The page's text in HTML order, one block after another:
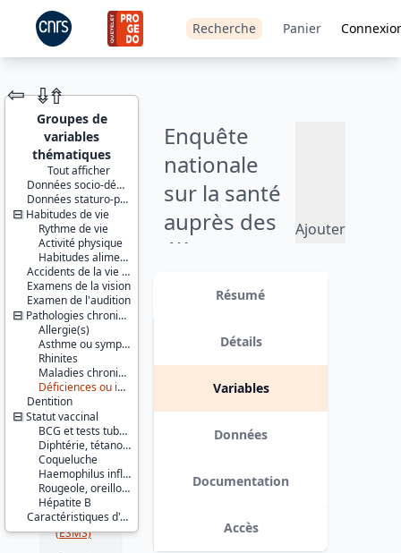
Recherche Panier
JEU DE
DONNÉES
Enquête
nationale
sur la santé
auprès des
élèves
classe de
CM2 - 2001-
2002
Ajouter
Version 1 date : 2014-11-03
⇦ ⇮⇮
Groupes de
variables
thématiques
Tout afficher
Données socio-démographiques
Données staturo-pondérales
Habitudes de vie
Rythme de vie
Activité physique
Habitudes alimentaires
Accidents de la vie courante
Examens de la vision
Examen de l'audition
Pathologies chroniques
Allergie(s)
Asthme ou symptômes asthmatiques
Rhinites
Maladies chroniques autres que l'allergie et que l'asthme
Déficiences ou incapacités
Dentition
Statut vaccinal
BCG et tests tuberculiniques
Diphtérie, tétanos, poliomyélite
Coqueluche
Haemophilus influenzae b
Rougeole, oreillons, rubéole
Hépatite B
Caractéristiques d'enquête
Identifiants :
lil-0898
doi:10.13144/lil-
0898
Thèmes :
Santé et
protection
sociale
Éducation
et
formation
Série :
Enquêtes
santé en
milieu
scolaire
(ESMS)
Résumé
Détails
Variables
Données
Documentation
Accès